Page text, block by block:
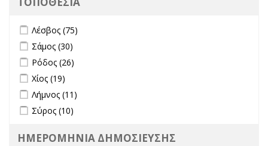
Apply Λέσβος filter
Λέσβος (75)
Apply Σάμος filter
Σάμος (30)
Apply Ρόδος filter
Ρόδος (26)
Apply Χίος filter
Χίος (19)
Apply Λήμνος filter
Λήμνος (11)
Apply Σύρος filter
Σύρος (10)
ΗΜΕΡΟΜΗΝΙΑ ΔΗΜΟΣΙΕΥΣΗΣ